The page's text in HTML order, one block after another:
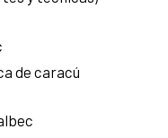
de caracú